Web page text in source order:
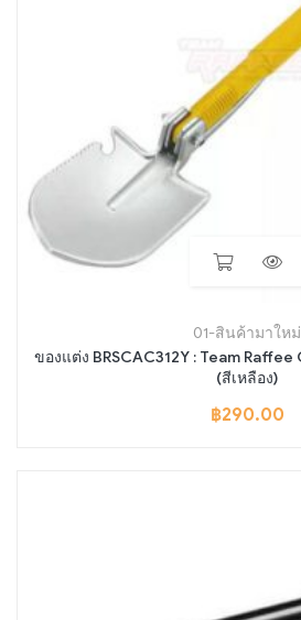
01-สินค้ามาใหม่
ของแต่ง BRSCAC312Y : Team Raffee Co .อุปกรณ์สเกล — พลั่ว
(สีเหลือง)
฿290.00